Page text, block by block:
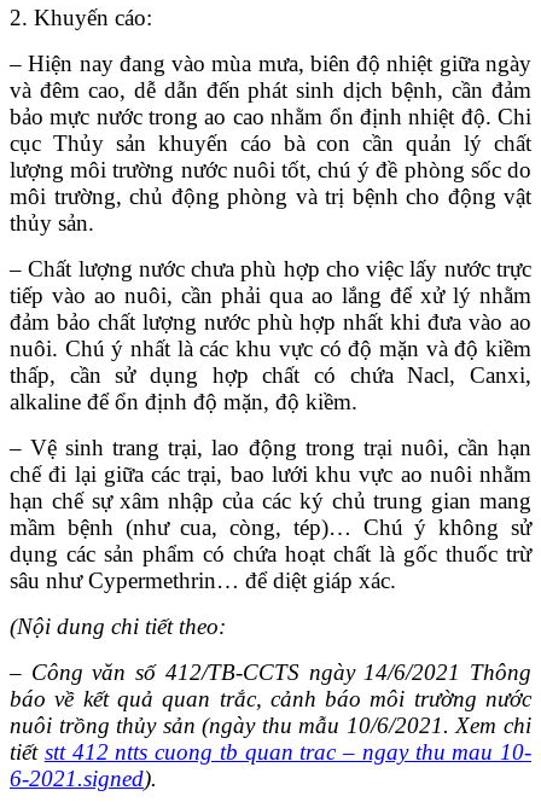
2. Khuyến cáo:
– Hiện nay đang vào mùa mưa, biên độ nhiệt giữa ngày
và đêm cao, dễ dẫn đến phát sinh dịch bệnh, cần đảm
bảo mực nước trong ao cao nhằm ổn định nhiệt độ. Chi
cục Thủy sản khuyến cáo bà con cần quản lý chất
lượng môi trường nước nuôi tốt, chú ý đề phòng sốc do
môi trường, chủ động phòng và trị bệnh cho động vật
thủy sản.
– Chất lượng nước chưa phù hợp cho việc lấy nước trực
tiếp vào ao nuôi, cần phải qua ao lắng để xử lý nhằm
đảm bảo chất lượng nước phù hợp nhất khi đưa vào ao
nuôi. Chú ý nhất là các khu vực có độ mặn và độ kiềm
thấp, cần sử dụng hợp chất có chứa Nacl, Canxi,
alkaline để ổn định độ mặn, độ kiềm.
– Vệ sinh trang trại, lao động trong trại nuôi, cần hạn
chế đi lại giữa các trại, bao lưới khu vực ao nuôi nhằm
hạn chế sự xâm nhập của các ký chủ trung gian mang
mầm bệnh (như cua, còng, tép)… Chú ý không sử
dụng các sản phẩm có chứa hoạt chất là gốc thuốc trừ
sâu như Cypermethrin… để diệt giáp xác.
(Nội dung chi tiết theo:
– Công văn số 412/TB-CCTS ngày 14/6/2021 Thông
báo về kết quả quan trắc, cảnh báo môi trường nước
nuôi trồng thủy sản (ngày thu mẫu 10/6/2021. Xem chi
tiết stt 412 ntts cuong tb quan trac – ngay thu mau 10-
6-2021.signed).